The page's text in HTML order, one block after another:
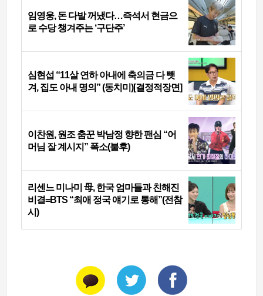
임영웅, 돈 다발 꺼냈다…즉석서 현금으
로 수당 챙겨주는 ‘구단주’
심현섭 “11살 연하 아내에 축의금 다 뺏
겨, 집도 아내 명의” (동치미)[결정적장면]
이찬원, 원조 춤꾼 박남정 향한 팬심 “어
머님 잘 계시지” 폭소(불후)
리센느 미나미 母, 한국 엄마들과 친해진
비결=BTS “최애 정국 얘기로 통해”(전참
시)